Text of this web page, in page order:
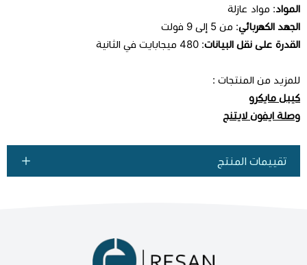
المواد: مواد عازلة
الجهد الكهربائي: من 5 إلى 9 فولت
القدرة على نقل البيانات: 480 ميجابايت في الثانية
للمزيد من المنتجات :
كيبل مايكرو
وصلة ايفون لايتنج
تقييمات المنتج